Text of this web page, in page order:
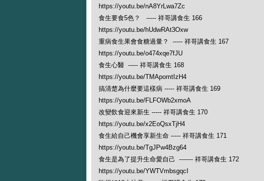
https://youtu.be/nA8YrLwa7Zc
食生要食5色？ ----- 祥哥講食生 166
https://youtu.be/hUdwRAt3Oxw
重病食生果會食糖過量？ ----- 祥哥講食生 167
https://youtu.be/o474xqe7fJU
食生心醫 ----- 祥哥講食生 168
https://youtu.be/TMApomtIzH4
搞清楚為什麼要這樣病 ----- 祥哥講食生 169
https://youtu.be/FLFOWb2xmoA
改變飲食迎來新生 ----- 祥哥講食生 170
https://youtu.be/x2EoQsxTjH4
食生給自己機會享新生命 ----- 祥哥講食生 171
https://youtu.be/TgJPw4Bzg64
食生是為了提升生命愛自己 ------- 祥哥講食生 172
https://youtu.be/YWTVmbsgqcI